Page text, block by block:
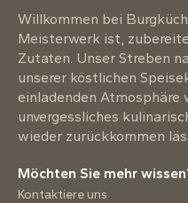
Willkommen bei
Meisterwerk ist,
Zutaten. Unser Streben
unserer köstlichen
einladenden Atmosphäre
unvergessliches
wieder zurückkommen
Möchten Sie mehr
Kontaktiere uns